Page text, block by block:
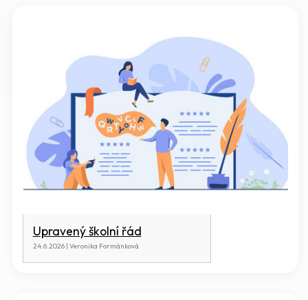
Upravený školní řád
24.6.2026 | Veronika Formánková